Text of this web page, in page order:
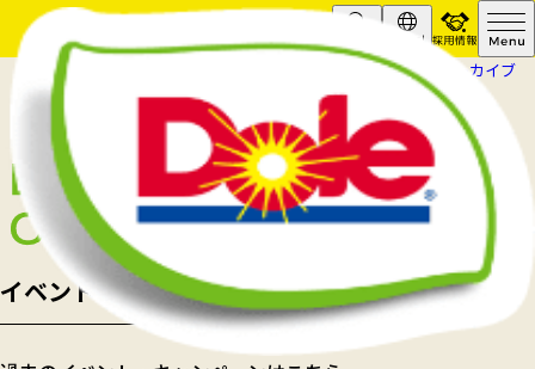
Search Global
採用情報
イベント・キャンペーン アーカイブ
イベント・キャンペーン